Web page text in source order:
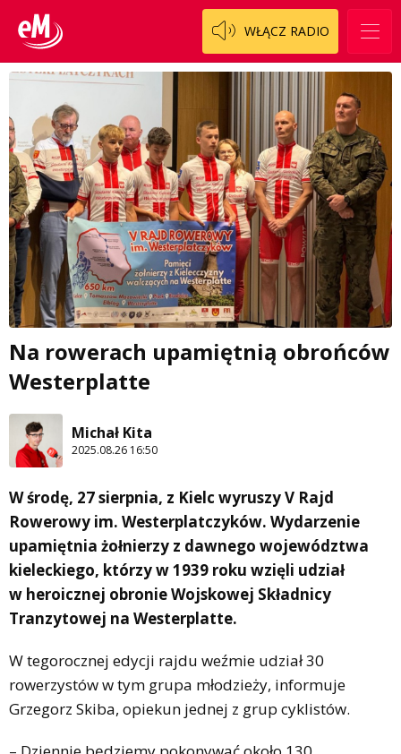
WŁĄCZ RADIO
Na rowerach upamiętnią obrońców
Westerplatte
Michał Kita
2025.08.26 16:50
W środę, 27 sierpnia, z Kielc wyruszy V Rajd
Rowerowy im. Westerplatczyków. Wydarzenie
upamiętnia żołnierzy z dawnego województwa
kieleckiego, którzy w 1939 roku wzięli udział
w heroicznej obronie Wojskowej Składnicy
Tranzytowej na Westerplatte.
W tegorocznej edycji rajdu weźmie udział 30
rowerzystów w tym grupa młodzieży, informuje
Grzegorz Skiba, opiekun jednej z grup cyklistów.